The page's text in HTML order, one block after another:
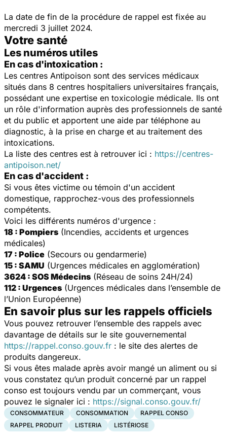
La date de fin de la procédure de rappel est fixée au
mercredi 3 juillet 2024.
Votre santé
Les numéros utiles
En cas d'intoxication :
Les centres Antipoison sont des services médicaux
situés dans 8 centres hospitaliers universitaires français,
possédant une expertise en toxicologie médicale. Ils ont
un rôle d'information auprès des professionnels de santé
et du public et apportent une aide par téléphone au
diagnostic, à la prise en charge et au traitement des
intoxications.
La liste des centres est à retrouver ici : https://centres-
antipoison.net/
En cas d'accident :
Si vous êtes victime ou témoin d'un accident
domestique, rapprochez-vous des professionnels
compétents.
Voici les différents numéros d'urgence :
18 : Pompiers (Incendies, accidents et urgences
médicales)
17 : Police (Secours ou gendarmerie)
15 : SAMU (Urgences médicales en agglomération)
3624 : SOS Médecins (Réseau de soins 24H/24)
112 : Urgences (Urgences médicales dans l’ensemble de
l’Union Européenne)
En savoir plus sur les rappels officiels
Vous pouvez retrouver l’ensemble des rappels avec
davantage de détails sur le site gouvernemental
https://rappel.conso.gouv.fr : le site des alertes de
produits dangereux.
Si vous êtes malade après avoir mangé un aliment ou si
vous constatez qu’un produit concerné par un rappel
conso est toujours vendu par un commerçant, vous
pouvez le signaler ici : https://signal.conso.gouv.fr/
CONSOMMATEUR CONSOMMATION
RAPPEL CONSO
RAPPEL PRODUIT
LISTERIA LISTÉRIOSE